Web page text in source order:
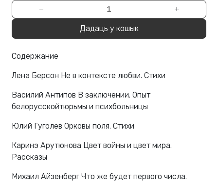
− +
Дадаць у кошык
Содержание
Лена Берсон Не в контексте любви. Стихи
Василий Антипов В заключении. Опыт
белорусскойтюрьмы и психбольницы
​Юлий Гуголев Орковы поля. Стихи
Каринэ Арутюнова Цвет войны и цвет мира.
Рассказы
Михаил Айзенберг Что же будет первого числа.